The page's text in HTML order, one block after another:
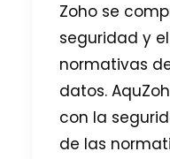
Zoho se
seguridad y
normativas
datos.
con la
de las